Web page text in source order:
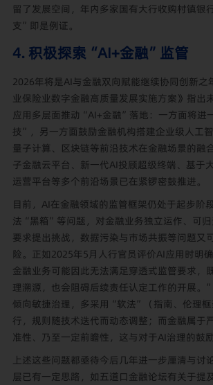
留了发展空间，年内多家国有大行收购村镇银
支”即是例证。
4. 积极探索“AI+金融”监管
2026年将是AI与金融双向赋能继续协同创新之
业保险业数字金融高质量发展实施方案》指出
应用多层面推动“AI+金融”落地：一方面将进
技”，另一方面鼓励金融机构搭建企业级人工
量子计算、区块链等前沿技术在金融场景的融
子金融云平台、新一代AI投顾超级终端、基于
运营平台等多个前沿场景已在紧锣密鼓推进。
目前，AI在金融领域的监管框架仍处于起步阶
法“黑箱”等问题，对金融业务独立运作、可
要求提出挑战，数据污染与市场共振等问题又
险。正如2025年5月人行官员评价AI应用时明
金融业务可能因此无法满足穿透式监管要求，
理溯源，也会阻碍后续责任认定工作的开展。
倾向敏捷治理，多采用“软法”（指南、伦理
行，规则随技术迭代而动态调整；而金融属于
准性、乃至一定前瞻性，这与对于AI治理的鼓
上述这些问题都亟待今后几年进一步厘清与讨
层已有一定思路，如五道口金融论坛有关于提